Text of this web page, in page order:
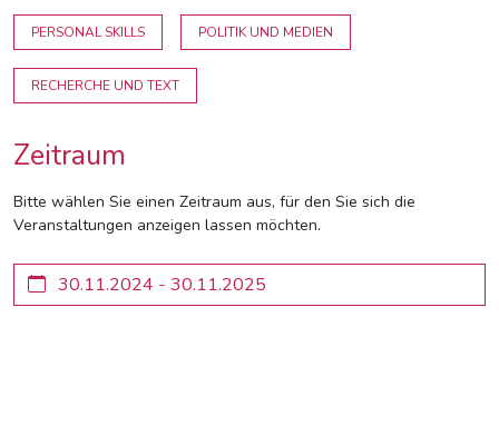
PERSONAL SKILLS POLITIK UND MEDIEN
RECHERCHE UND TEXT
Zeitraum
Bitte wählen Sie einen Zeitraum aus, für den Sie sich die
Veranstaltungen anzeigen lassen möchten.